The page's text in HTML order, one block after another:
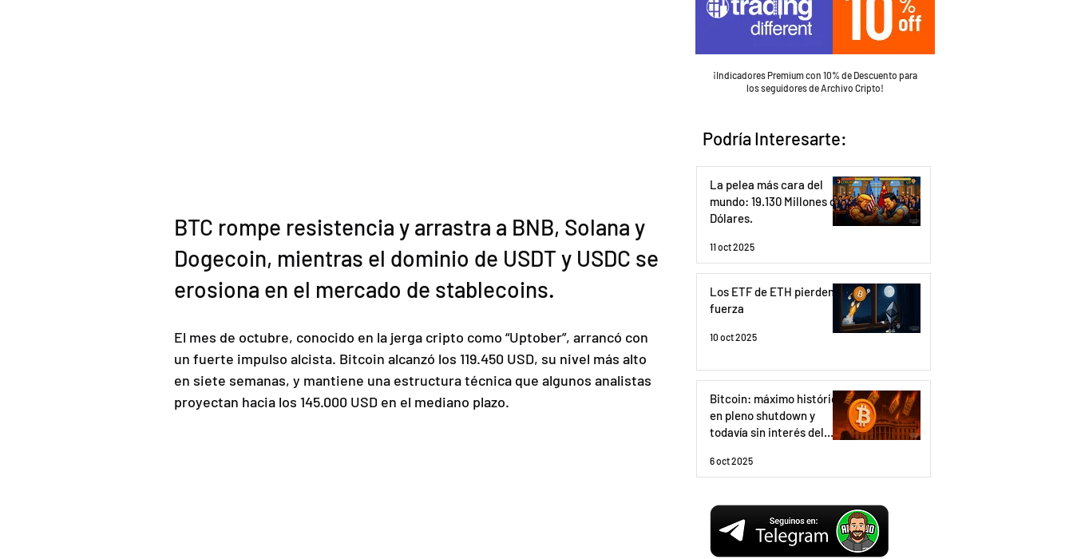
BTC rompe resistencia y arrastra a BNB, Solana y
Dogecoin, mientras el dominio de USDT y USDC se
erosiona en el mercado de stablecoins.
El mes de octubre, conocido en la jerga cripto como “Uptober”, arrancó con
un fuerte impulso alcista. Bitcoin alcanzó los 119.450 USD, su nivel más alto
en siete semanas, y mantiene una estructura técnica que algunos analistas
proyectan hacia los 145.000 USD en el mediano plazo.
¡Indicadores Premium con 10% de Descuento para
los seguidores de Archivo Cripto!
Podría Interesarte:
La pelea más cara del
mundo: 19.130 Millones de
Dólares.
11 oct 2025
Los ETF de ETH pierden
fuerza
10 oct 2025
Bitcoin: máximo histórico
en pleno shutdown y
todavía sin interés del
6 oct 2025